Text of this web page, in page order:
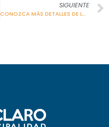
SIGUIENTE
CONOZCA MÁS DETALLES DE LO QUE FUE “NIÑOS FELICES EN RÍO CLARO”